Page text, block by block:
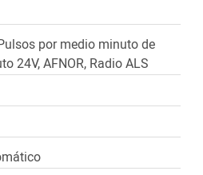
por medio minuto de
24V, AFNOR, Radio ALS